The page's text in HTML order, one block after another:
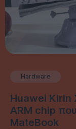
Hardware
Huawei Kirin
ARM chip
MateBook